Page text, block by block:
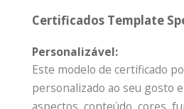
Certificados Template
Personalizável:
Este modelo de certificado
personalizado ao seu gosto